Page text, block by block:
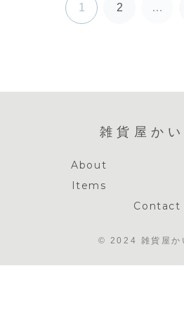
1 2 …
雑貨屋かい
About
Items
Contact
© 2024 雑貨屋か